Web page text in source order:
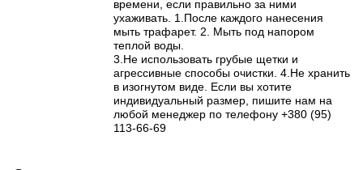
времени, если правильно за ними
ухаживать. 1.После каждого нанесения
мыть трафарет. 2. Мыть под напором
теплой воды.
3.Не использовать грубые щетки и
агрессивные способы очистки. 4.Не хранить
в изогнутом виде. Если вы хотите
индивидуальный размер, пишите нам на
любой менеджер по телефону +380 (95)
113-66-69